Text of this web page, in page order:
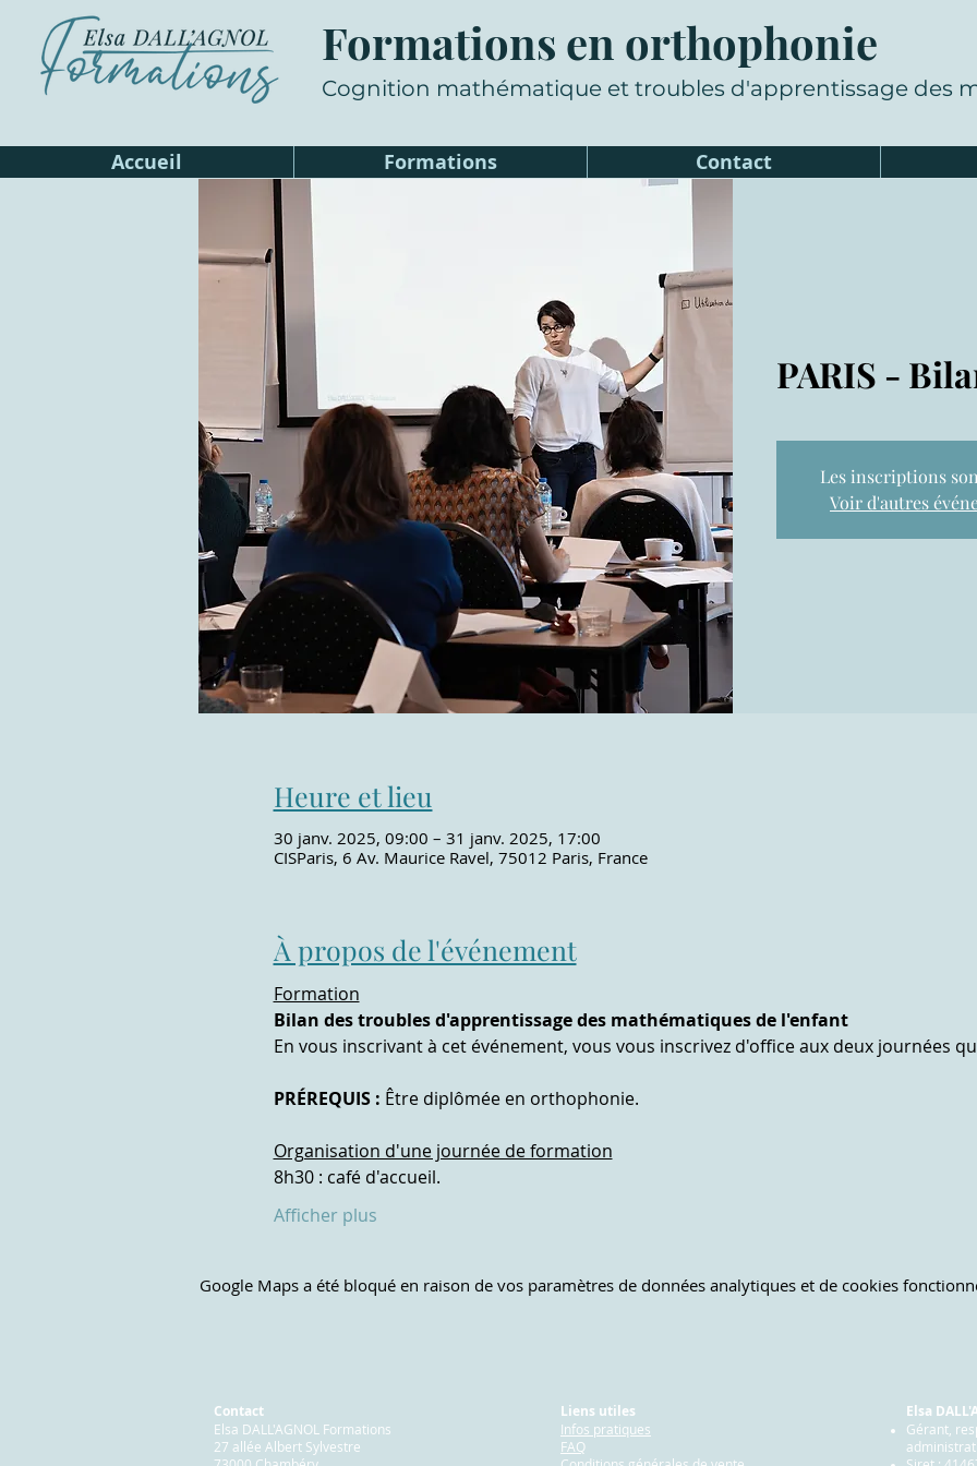
Formations en orthophonie
Cognition mathématique et troubles d'apprentissage des
Accueil Formations Contact
PARIS -
Les inscriptions
Voir d'autres
Heure et lieu
30 janv. 2025, 09:00 – 31 janv. 2025, 17:00
CISParis, 6 Av. Maurice Ravel, 75012 Paris, France
À propos de l'événement
Formation
Bilan des troubles d'apprentissage des mathématiques de l'enfant
En vous inscrivant à cet événement, vous vous inscrivez d'office aux deux journées
PRÉREQUIS : Être diplômée en orthophonie.
Organisation d'une journée de formation
8h30 : café d'accueil.
Afficher plus
Google Maps a été bloqué en raison de vos paramètres de données analytiques et de cookies
Contact
Elsa DALL'AGNOL Formations
27 allée Albert Sylvestre
Liens utiles
Infos pratiques
FAQ
Elsa
Gérant,